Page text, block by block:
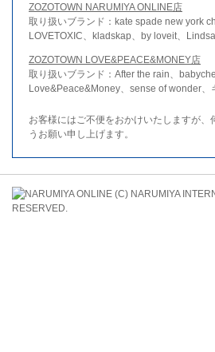
ZOZOTOWN NARUMIYA ONLINE店
取り扱いブランド：kate spade new york
LOVETOXIC、kladskap、by loveit、
ZOZOTOWN LOVE&PEACE&MONEY店
取り扱いブランド：After the rain、
Love&Peace&Money、sense of wonder、
お客様にはご不便をおかけいたしますが、
うお願い申し上げます。